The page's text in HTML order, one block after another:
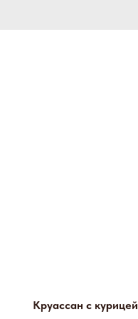
Круассан с курицей